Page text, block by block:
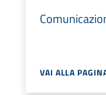
VAI ALLA